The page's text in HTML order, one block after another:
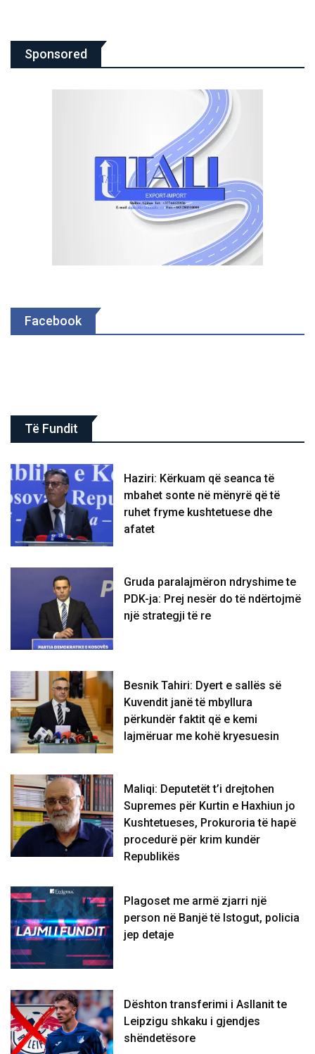
Sponsored
Facebook
Të Fundit
Haziri: Kërkuam që seanca të
mbahet sonte në mënyrë që të
ruhet fryme kushtetuese dhe
afatet
Gruda paralajmëron ndryshime te
PDK-ja: Prej nesër do të ndërtojmë
një strategji të re
Besnik Tahiri: Dyert e sallës së
Kuvendit janë të mbyllura
përkundër faktit që e kemi
lajmëruar me kohë kryesuesin
Maliqi: Deputetët t’i drejtohen
Supremes për Kurtin e Haxhiun jo
Kushtetueses, Prokuroria të hapë
procedurë për krim kundër
Republikës
Plagoset me armë zjarri një
person në Banjë të Istogut, policia
jep detaje
Dështon transferimi i Asllanit te
Leipzigu shkaku i gjendjes
shëndetësore